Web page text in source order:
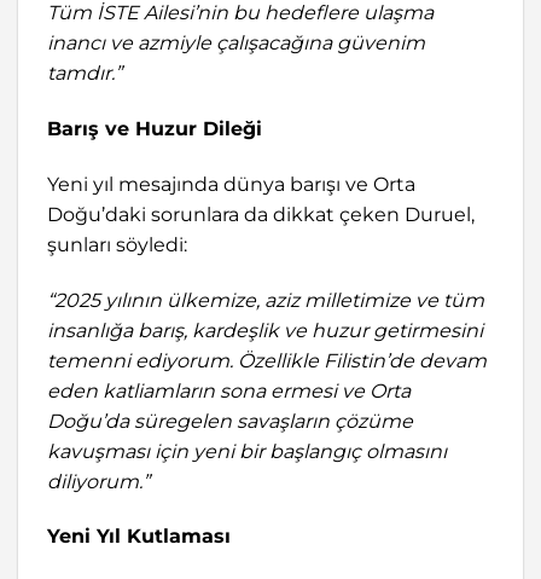
Tüm İSTE Ailesi’nin bu hedeflere ulaşma
inancı ve azmiyle çalışacağına güvenim
tamdır.”
Barış ve Huzur Dileği
Yeni yıl mesajında dünya barışı ve Orta
Doğu’daki sorunlara da dikkat çeken Duruel,
şunları söyledi:
“2025 yılının ülkemize, aziz milletimize ve tüm
insanlığa barış, kardeşlik ve huzur getirmesini
temenni ediyorum. Özellikle Filistin’de devam
eden katliamların sona ermesi ve Orta
Doğu’da süregelen savaşların çözüme
kavuşması için yeni bir başlangıç olmasını
diliyorum.”
Yeni Yıl Kutlaması